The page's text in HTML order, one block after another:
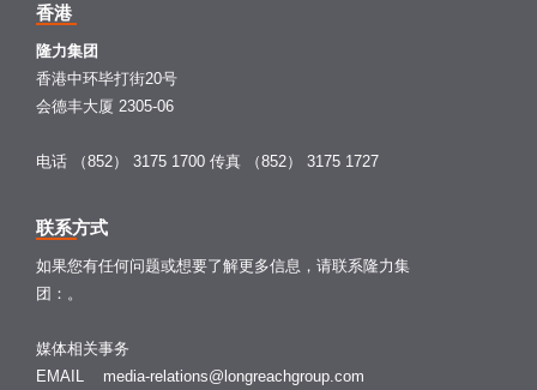
香港
隆力集团
香港中环毕打街20号
会德丰大厦 2305-06
电话 （852） 3175 1700 传真 （852） 3175 1727
联系方式
如果您有任何问题或想要了解更多信息，请联系隆力集
团：。
媒体相关事务
EMAIL media-relations@longreachgroup.com